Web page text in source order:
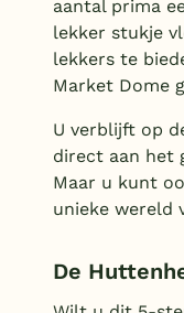
aantal prima
lekker stukje
lekkers te
Market Dome
U verblijft op
direct aan het
Maar u kunt
unieke wereld
De